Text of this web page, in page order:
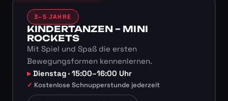
3–5 JAHRE
KINDERTANZEN – MINI
ROCKETS
Mit Spiel und Spaß die ersten
Bewegungsformen kennenlernen.
Dienstag · 15:00–16:00 Uhr
Kostenlose Schnupperstunde jederzeit